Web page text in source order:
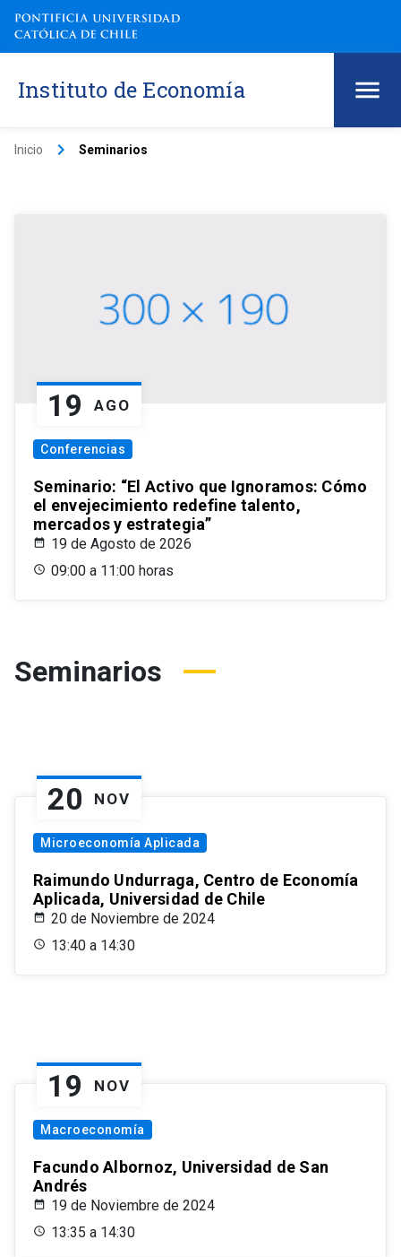
Instituto de Economía
Inicio keyboard_arrow_right Seminarios
19 AGO
Conferencias
Seminario: “El Activo que Ignoramos: Cómo
el envejecimiento redefine talento,
mercados y estrategia”
19 de Agosto de 2026
09:00 a 11:00 horas
Seminarios
20 NOV
Microeconomía Aplicada
Raimundo Undurraga, Centro de Economía
Aplicada, Universidad de Chile
20 de Noviembre de 2024
13:40 a 14:30
19 NOV
Macroeconomía
Facundo Albornoz, Universidad de San
Andrés
19 de Noviembre de 2024
13:35 a 14:30